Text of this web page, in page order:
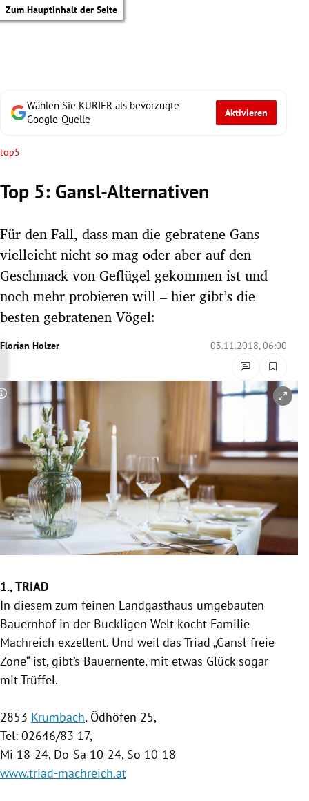
Zum Hauptinhalt der Seite
Untermenü
Untermenü
Untermenü
Untermenü
Untermenü
Untermenü
Untermenü
Untermenü
Untermenü
Wählen Sie KURIER als bevorzugte
Google-Quelle
Aktivieren
top5
Top 5: Gansl-Alternativen
Für den Fall, dass man die gebratene Gans
vielleicht nicht so mag oder aber auf den
Geschmack von Geflügel gekommen ist und
noch mehr probieren will – hier gibt’s die
besten gebratenen Vögel:
Florian Holzer 03.11.2018, 06:00
Copyright-Hinweis öffnen/schließen
1., TRIAD
In diesem zum feinen Landgasthaus umgebauten
Bauernhof in der Buckligen Welt kocht Familie
Machreich exzellent. Und weil das Triad „Gansl-freie
Zone“ ist, gibt’s Bauernente, mit etwas Glück sogar
mit Trüffel.
2853 Krumbach, Ödhöfen 25,
Tel: 02646/83 17,
Mi 18-24, Do-Sa 10-24, So 10-18
www.triad-machreich.at